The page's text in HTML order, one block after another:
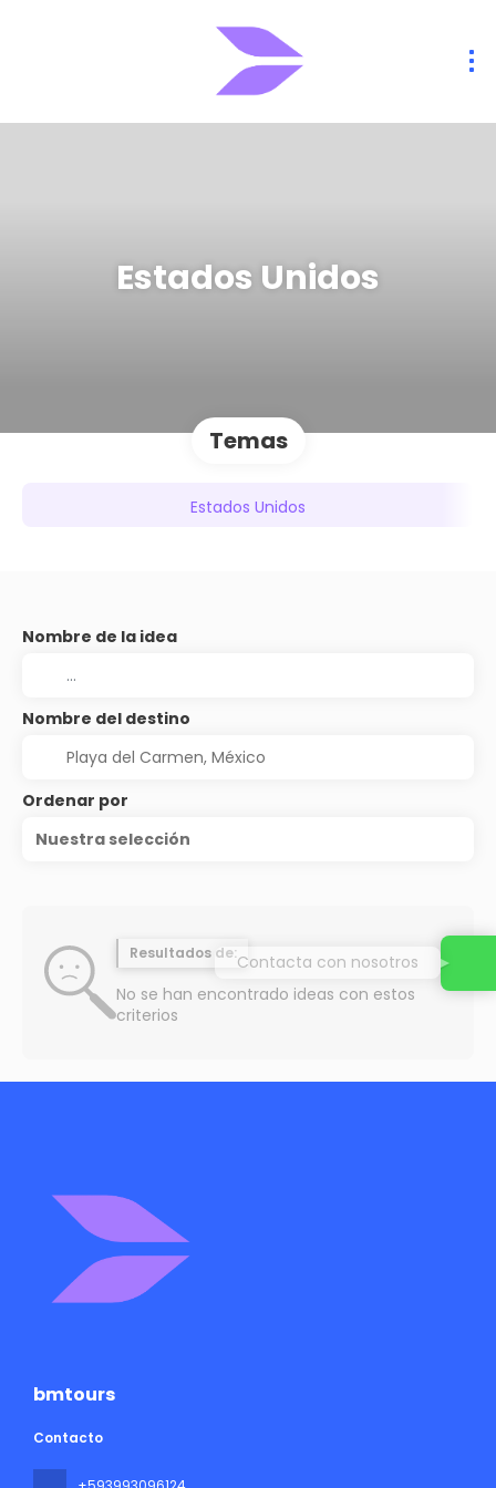
Estados Unidos
Temas
Estados Unidos
Nombre de la idea
Nombre del destino
Ordenar por
Nuestra selección
Resultados de:
No se han encontrado ideas con estos
criterios
bmtours
Contacto
Contacta con nosotros